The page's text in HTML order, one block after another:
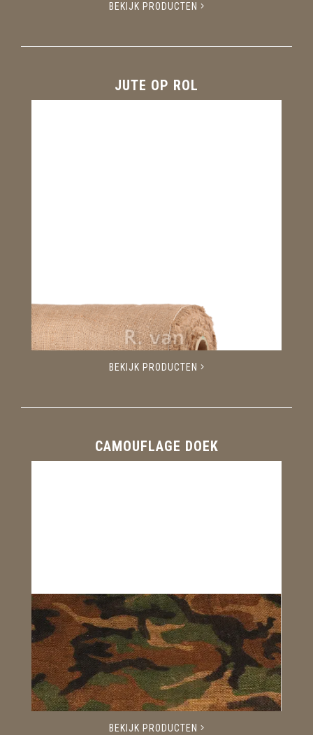
BEKIJK PRODUCTEN
JUTE OP ROL
BEKIJK PRODUCTEN
CAMOUFLAGE DOEK
BEKIJK PRODUCTEN